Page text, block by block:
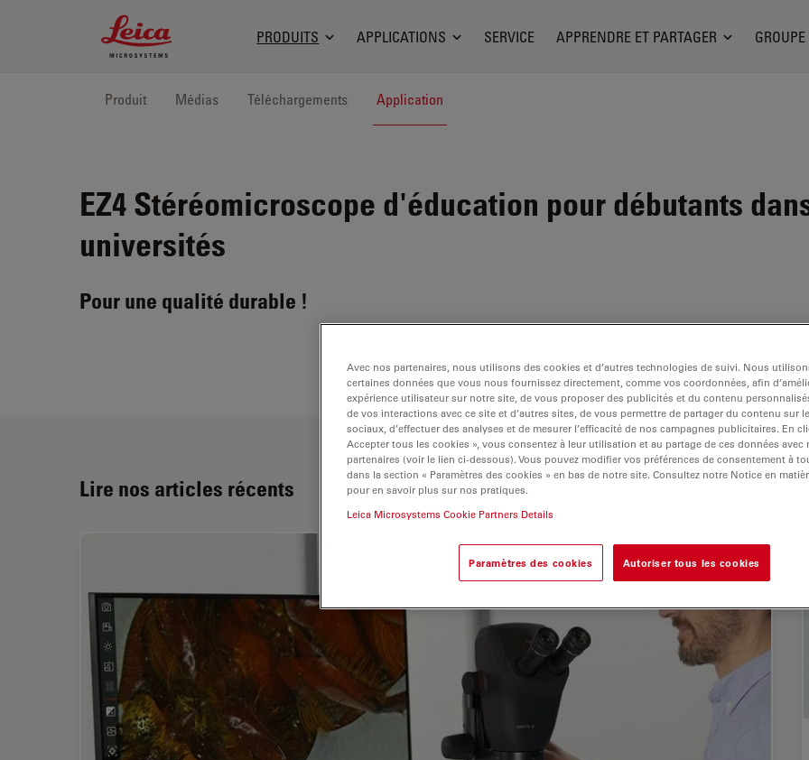
Leica Microsystems Logo
PRODUITS APPLICATIONS SERVICE APPRENDRE ET PARTAGER GROUPE
Produit Médias Téléchargements Application
EZ4 Stéréomicroscope d'éducation pour débutants
universités
Pour une qualité durable !
Lire nos articles récents
Avec nos partenaires, nous utilisons des cookies et d’autres technologies de suivi. Nous
certaines données que vous nous fournissez directement, comme vos coordonnées, afin
expérience utilisateur sur notre site, de vous proposer des publicités et du contenu
de vos interactions avec ce site et d’autres sites, de vous permettre de partager du contenu sur
sociaux, d’effectuer des analyses et de mesurer l’efficacité de nos campagnes publicitaires. En
Accepter tous les cookies », vous consentez à leur utilisation et au partage de ces données avec
partenaires (voir le lien ci-dessous). Vous pouvez modifier vos préférences de consentement à
dans la section « Paramètres des cookies » en bas de notre site. Consultez notre Notice en
pour en savoir plus sur nos pratiques.
Leica Microsystems Cookie Partners Details
Paramètres des cookies Autoriser tous les cookies